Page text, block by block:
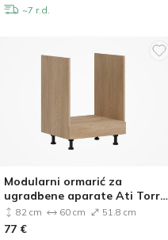
~7 r.d.
Modularni ormarić za
ugradbene aparate Ati Torro
12082 cm 60 cm 51.8 cm
77 €